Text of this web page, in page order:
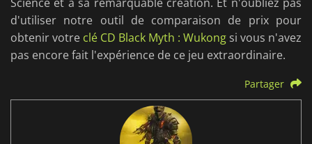
Science et à sa remarquable création. Et n'oubliez pas
d'utiliser notre outil de comparaison de prix pour
obtenir votre clé CD Black Myth : Wukong si vous n'avez
pas encore fait l'expérience de ce jeu extraordinaire.
Partager